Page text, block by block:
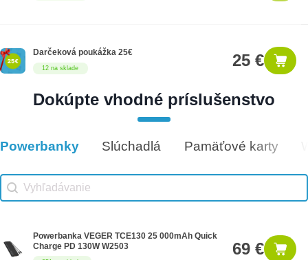
12 na sklade
Darčeková poukážka 25€ 25 €
5 na sklade
Dokúpte vhodné príslušenstvo
Vhodné príslušenstvo
Powerbanky Slúchadlá Pamäťové karty
Vhodné príslušenstvo search
Search content
Powerbanka VEGER TCE130 25 000mAh Quick
Charge PD 130W W2503
69 €